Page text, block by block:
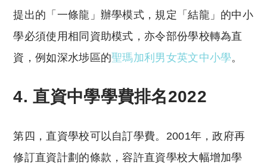
提出的「一條龍」辦學模式，規定「結龍」的中小
學必須使用相同資助模式，亦令部份學校轉為直
資，例如深水埗區的聖瑪加利男女英文中小學。
4. 直資中學學費排名2022
第四，直資學校可以自訂學費。2001年，政府再
修訂直資計劃的條款，容許直資學校大幅增加學